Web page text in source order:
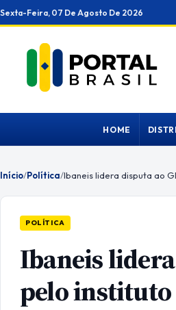
Ir
para
conteúdo
Sexta-Feira, 07 De Agosto De 2026
HOME
Início/Política/
POLÍTICA
Ibaneis
pelo